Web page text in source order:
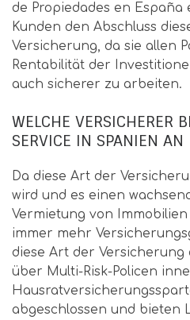
de Propiedades en
Kunden den Abschluss
Versicherung, da sie allen
Rentabilität der
auch sicherer zu arbeiten.
WELCHE VERSICHERER
SERVICE IN SPANIEN AN
Da diese Art der
wird und es einen
Vermietung von
immer mehr
diese Art der Versicherung
über Multi-Risk-Policen
abgeschlossen und bieten